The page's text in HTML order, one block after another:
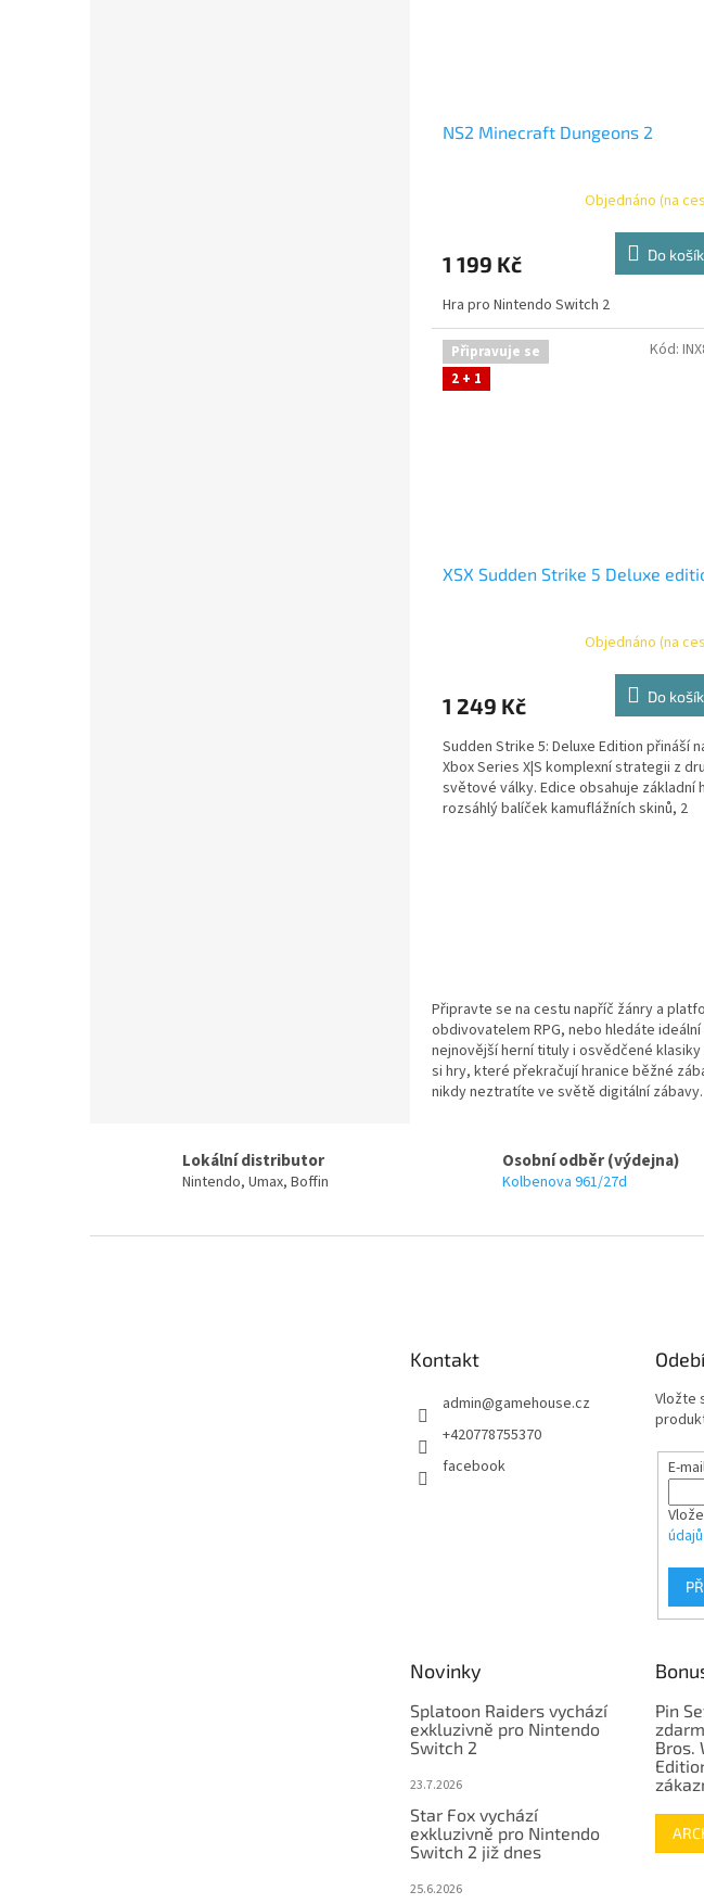
NS2 Minecraft Dungeons 2
Objednáno (na
1 199 Kč Do
Hra pro Nintendo Switch 2
Připravuje se
2 + 1
XSX Sudden Strike 5 Deluxe
Objednáno (na
1 249 Kč Do
Sudden Strike 5: Deluxe Edition přináší
Xbox Series X|S komplexní strategii z
světové války. Edice obsahuje základní
rozsáhlý balíček kamuflážních skinů, 2
Kód:
Připravte se na cestu napříč žánry a
obdivovatelem RPG, nebo hledáte
nejnovější herní tituly i osvědčené
si hry, které překračují hranice běžné
nikdy neztratíte ve světě digitální zábavy.
Lokální distributor
Nintendo, Umax, Boffin
Osobní odběr (výdejna)
Kolbenova 961/27d
Kontakt
admin@gamehouse.cz
+420778755370
facebook
Vložte
E-
údajů
Novinky
Splatoon Raiders vychází
exkluzivně pro Nintendo
Switch 2
23.7.2026
Star Fox vychází
exkluzivně pro Nintendo
Switch 2 již dnes
25.6.2026
Pin
Bros.